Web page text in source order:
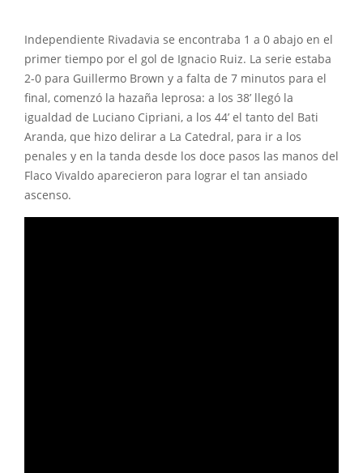
Independiente Rivadavia se encontraba 1 a 0 abajo en el
primer tiempo por el gol de Ignacio Ruiz. La serie estaba
2-0 para Guillermo Brown y a falta de 7 minutos para el
final, comenzó la hazaña leprosa: a los 38’ llegó la
igualdad de Luciano Cipriani, a los 44’ el tanto del Bati
Aranda, que hizo delirar a La Catedral, para ir a los
penales y en la tanda desde los doce pasos las manos del
Flaco Vivaldo aparecieron para lograr el tan ansiado
ascenso.